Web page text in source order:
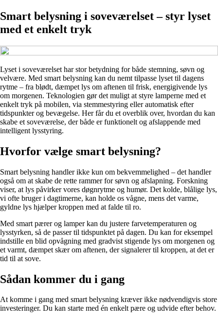
Smart belysning i soveværelset – styr lyset
med et enkelt tryk
Lyset i soveværelset har stor betydning for både stemning, søvn og
velvære. Med smart belysning kan du nemt tilpasse lyset til dagens
rytme – fra blødt, dæmpet lys om aftenen til frisk, energigivende lys
om morgenen. Teknologien gør det muligt at styre lamperne med et
enkelt tryk på mobilen, via stemmestyring eller automatisk efter
tidspunkter og bevægelse. Her får du et overblik over, hvordan du kan
skabe et soveværelse, der både er funktionelt og afslappende med
intelligent lysstyring.
Hvorfor vælge smart belysning?
Smart belysning handler ikke kun om bekvemmelighed – det handler
også om at skabe de rette rammer for søvn og afslapning. Forskning
viser, at lys påvirker vores døgnrytme og humør. Det kolde, blålige lys,
vi ofte bruger i dagtimerne, kan holde os vågne, mens det varme,
gyldne lys hjælper kroppen med at falde til ro.
Med smart pærer og lamper kan du justere farvetemperaturen og
lysstyrken, så de passer til tidspunktet på dagen. Du kan for eksempel
indstille en blid opvågning med gradvist stigende lys om morgenen og
et varmt, dæmpet skær om aftenen, der signalerer til kroppen, at det er
tid til at sove.
Sådan kommer du i gang
At komme i gang med smart belysning kræver ikke nødvendigvis store
investeringer. Du kan starte med én enkelt pære og udvide efter behov.